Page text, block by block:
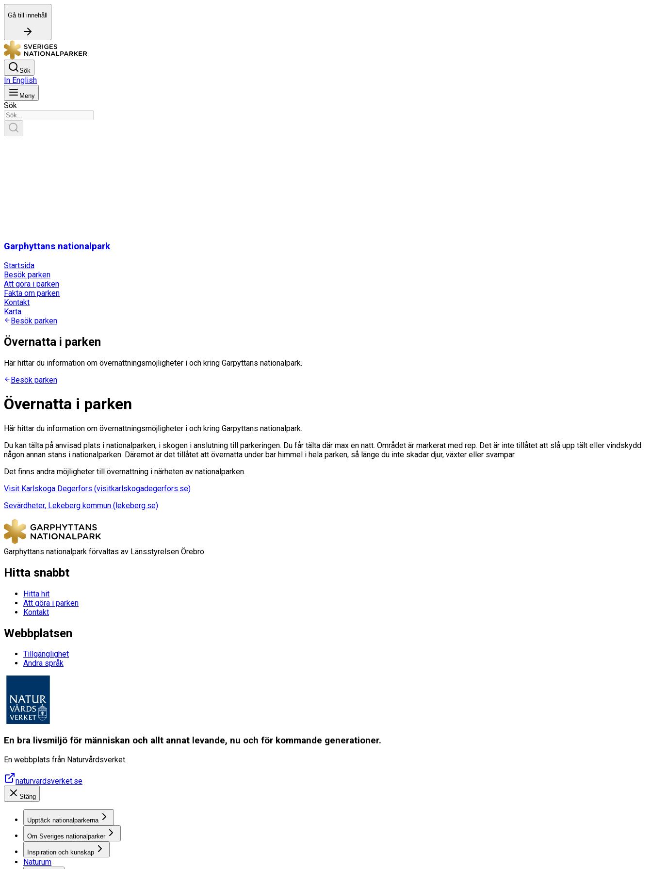
Gå till innehåll
Sök
In English
Meny
Sök
Garphyttans nationalpark
Startsida
Besök parken
Att göra i parken
Fakta om parken
Kontakt
Karta
Besök parken
Övernatta i parken
Här hittar du information om övernattningsmöjligheter i och kring Garpyttans nationalpark.
Besök parken
Övernatta i parken
Här hittar du information om övernattningsmöjligheter i och kring Garpyttans nationalpark.
Du kan tälta på anvisad plats i nationalparken, i skogen i anslutning till parkeringen. Du får tälta där max en natt. Området är markerat med rep. Det är inte tillåtet att slå upp tält eller vindskydd
någon annan stans i nationalparken. Däremot är det tillåtet att övernatta under bar himmel i hela parken, så länge du inte skadar djur, växter eller svampar.
Det finns andra möjligheter till övernattning i närheten av nationalparken.
Visit Karlskoga Degerfors (visitkarlskogadegerfors.se)
Sevärdheter, Lekeberg kommun (lekeberg.se)
Garphyttans nationalpark förvaltas av Länsstyrelsen Örebro.
Hitta snabbt
Hitta hit
Att göra i parken
Kontakt
Webbplatsen
Tillgänglighet
Andra språk
En bra livsmiljö för människan och allt annat levande, nu och för kommande generationer.
En webbplats från Naturvårdsverket.
naturvardsverket.se
Stäng
Upptäck nationalparkerna
Om Sveriges nationalparker
Inspiration och kunskap
Naturum